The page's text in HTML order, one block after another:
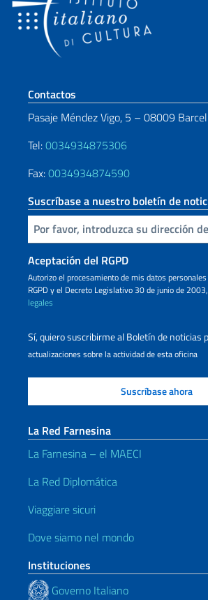
Sezione footer
Contactos
Pasaje Méndez Vigo, 5 – 08009
Tel:0034934875306
Fax:0034934874590
Suscríbase a nuestro boletín de
Inserta tu correo electronico
Aceptación del RGPD
Autorizo ​​el procesamiento de mis datos
RGPD y el Decreto Legislativo 30 de junio de
legales
Sí, quiero suscribirme al Boletín de noticias
actualizaciones sobre la actividad de esta oficina
La Red Farnesina
La Farnesina – el MAECI
La Red Diplomática
Viaggiare sicuri
Dove siamo nel mondo
Instituciones
Governo Italiano